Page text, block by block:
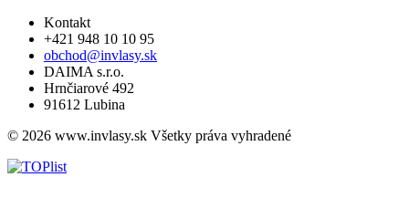
Kontakt
+421 948 10 10 95
obchod@invlasy.sk
DAIMA s.r.o.
Hrnčiarové 492
91612 Lubina
© 2026 www.invlasy.sk Všetky práva vyhradené